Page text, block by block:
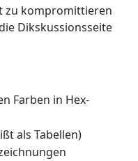
zu kompromittieren
Dikskussionsseite
Farben in Hex-
als Tabellen)